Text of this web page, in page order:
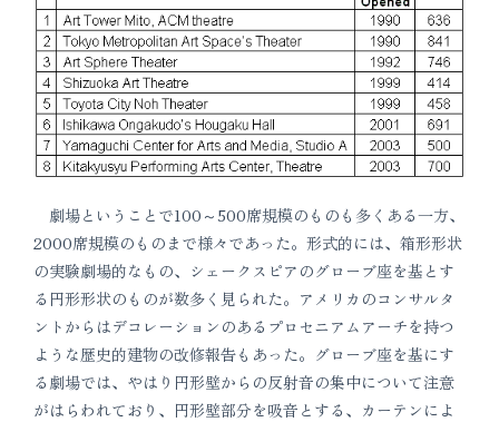
劇場ということで100～500席規模のものも多くある一方、
2000席規模のものまで様々であった。形式的には、箱形形状
の実験劇場的なもの、シェークスピアのグローブ座を基とす
る円形形状のものが数多く見られた。アメリカのコンサルタ
ントからはデコレーションのあるプロセニアムアーチを持つ
ような歴史的建物の改修報告もあった。グローブ座を基にす
る劇場では、やはり円形壁からの反射音の集中について注意
がはらわれており、円形壁部分を吸音とする、カーテンによ